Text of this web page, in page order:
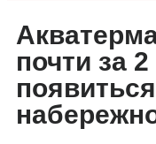
почти за